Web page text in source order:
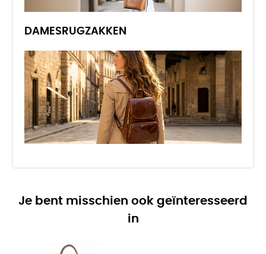
DAMESRUGZAKKEN
Je bent misschien ook geïnteresseerd
in